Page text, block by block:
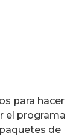
para hacer
el programa
de